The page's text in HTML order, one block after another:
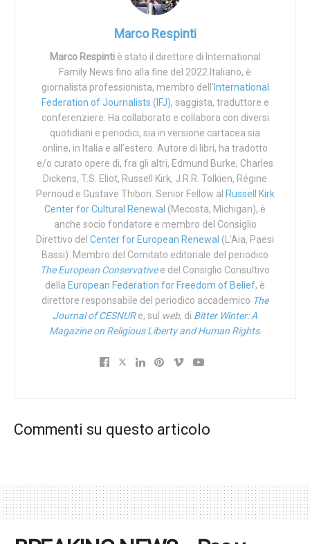
, comunemente chiamato«Roe vs. Wade»
scritto quel che non c’è scritto e abrogò le leggi vigenti
fino a quel momento nei diversi Stati dell’Unione,
rendendo l’aborto un assurdo, schifoso, omicida “diritto”
federale.
Ogni campana ora negli Stati Uniti e nel mondo dovrebbe
suonare a festa, perché quel che accade negli Stati Uniti
riverbera sempre, nel bene o nel male, in tutto il mondo.
famosa e famigerata sentenza che nel 1973,
basandosi su un falso clamoroso, ha per decenni
antidemocraticamente imposto a tutti la morte di milioni di
bimbi innocenti non c’è più. Il precedente culturale che
quella sentenzacha costituito per tutti i filoabortisti del
mondo è carta straccia.
Adesso l’aborto torna appannaggio delle assemblee
legislative degli Stati dell’Unione nordamericana. La
combattuta lì con non minore passione e intelligenza. Ma
possibile invocare un precedente odioso e falso; e il
che in quel Paese succedono ancora cose che,
nonostante tutto, spaiano i quattro soliti giochetti già visti
Marco Respinti
Marco Respintiè stato il direttore di International
Family News fino alla fine del 2022.Italiano, è
giornalista professionista, membro dell’ International
Federation of Journalists (IFJ), saggista, traduttore e
conferenziere. Ha collaborato e collabora con diversi
quotidiani e periodici, sia in versione cartacea sia
online, in Italia e all’estero. Autore di libri, ha tradotto
e/o curato opere di, fra gli altri, Edmund Burke, Charles
Dickens, T.S. Eliot, Russell Kirk, J.R.R. Tolkien, Régine
Pernoud e Gustave Thibon. Senior Fellow al Russell Kirk
Center for Cultural Renewal (Mecosta, Michigan), è
anche socio fondatore e membro del Consiglio
Direttivo del Center for European Renewal (L’Aia, Paesi
Bassi). Membro del Comitato editoriale del periodico
The European Conservativee del Consiglio Consultivo
della European Federation for Freedom of Belief, è
direttore responsabile del periodico accademico The
Journal of CESNURe, sul web, di Bitter Winter: A
Magazine on Religious Liberty and Human Rights.
Commenti su questo articolo